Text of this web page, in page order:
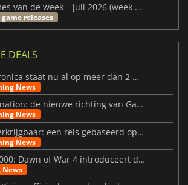
Niuwe Videogames van de week – juli 2026 (week 31)
releases
DEALS
Resident Evil Veronica staat nu al op meer dan 2 miljoen verlanglijstjes
News
Beast of Reincarnation: de nieuwe richting van Game Freak
News
Big Walk is nu verkrijgbaar: een reis gebaseerd op vriendschap
News
Warhammer 40.000: Dawn of War 4 introduceert de Necron-factie
News